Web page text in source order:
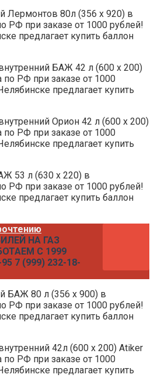
Лермонтов 80л (356 х 920) в
РФ при заказе от 1000 рублей!
предлагает купить баллон
БАЖ 42 л (600 х 200)
РФ при заказе от 1000
предлагает купить
Орион 42 л (600 х 200)
РФ при заказе от 1000
предлагает купить
53 л (630 х 220) в
РФ при заказе от 1000 рублей!
предлагает купить баллон
НА ГАЗ
С 1999
7 (999) 232-18-
БАЖ 80 л (356 х 900) в
РФ при заказе от 1000 рублей!
предлагает купить баллон
42л (600 х 200) Atiker
РФ при заказе от 1000
предлагает купить